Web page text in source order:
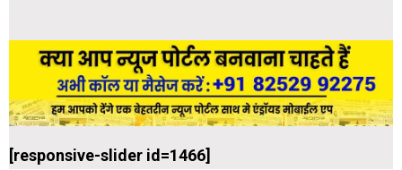
[responsive-slider id=1466]